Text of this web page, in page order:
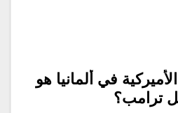
في ألمانيا هو
ترامب؟